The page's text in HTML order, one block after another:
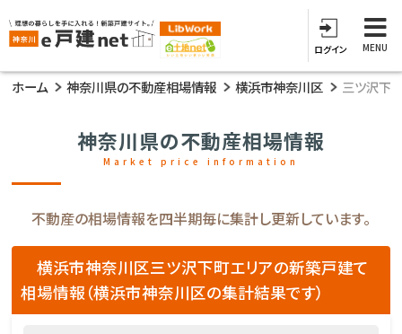
ログイン MENU
ホーム 神奈川県の不動産相場情報 横浜市神奈川区 三ツ沢下
神奈川県の不動産相場情報
Market price information
不動産の相場情報を四半期毎に集計し更新しています。
横浜市神奈川区三ツ沢下町エリアの新築戸建て
相場情報（横浜市神奈川区の集計結果です）